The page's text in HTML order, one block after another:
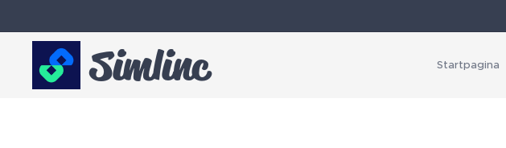
Simlinc Startpagina